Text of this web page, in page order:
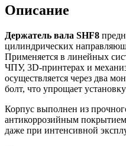
Описание
Держатель вала SHF8
цилиндрических
Применяется в линейных
ЧПУ, 3D-принтерах и
осуществляется через два
болт, что упрощает
Корпус выполнен из
антикоррозийным
даже при интенсивной